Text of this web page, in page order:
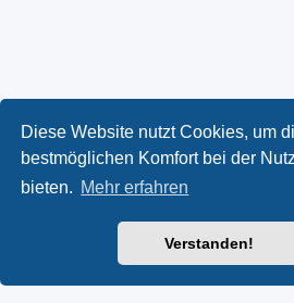
Diese Website nutzt Cookies, um
bestmöglichen Komfort bei der
bieten. Mehr erfahren
Verstanden!